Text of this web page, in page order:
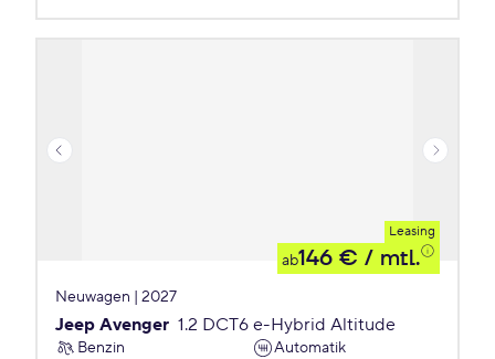
Leasing
ab146 € / mtl.
Neuwagen | 2027
Jeep Avenger 1.2 DCT6 e-Hybrid Altitude
Benzin
Automatik